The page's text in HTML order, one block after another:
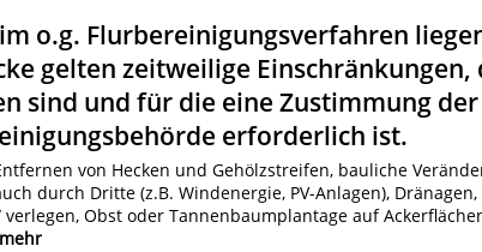
o.g. Flurbereinigungsverfahren
gelten zeitweilige Einschränkungen,
sind und für die eine Zustimmung der
erforderlich ist.
von Hecken und Gehölzstreifen, bauliche
durch Dritte (z.B. Windenergie, PV-Anlagen),
Obst oder Tannenbaumplantage auf
mehr